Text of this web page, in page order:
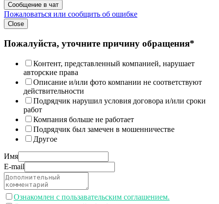
Сообщение в чат
Пожаловаться или сообщить об ошибке
Close
Пожалуйста, уточните причину обращения*
Контент, представленный компанией, нарушает
авторские права
Описание и/или фото компании не соответствуют
действительности
Подрядчик нарушил условия договора и/или сроки
работ
Компания больше не работает
Подрядчик был замечен в мошенничестве
Другое
Имя
E-mail
Ознакомлен с пользавательским соглашением.